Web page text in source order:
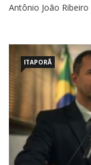
Antônio João
ITAPORÃ